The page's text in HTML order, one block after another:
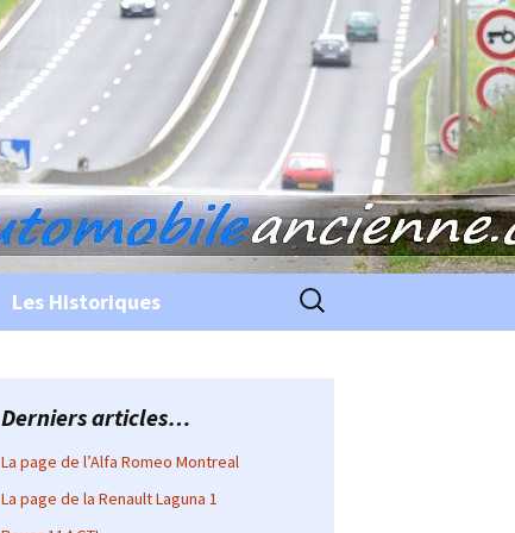
Les Historiques Rechercher :
Derniers articles…
La page de l’Alfa Romeo Montreal
La page de la Renault Laguna 1